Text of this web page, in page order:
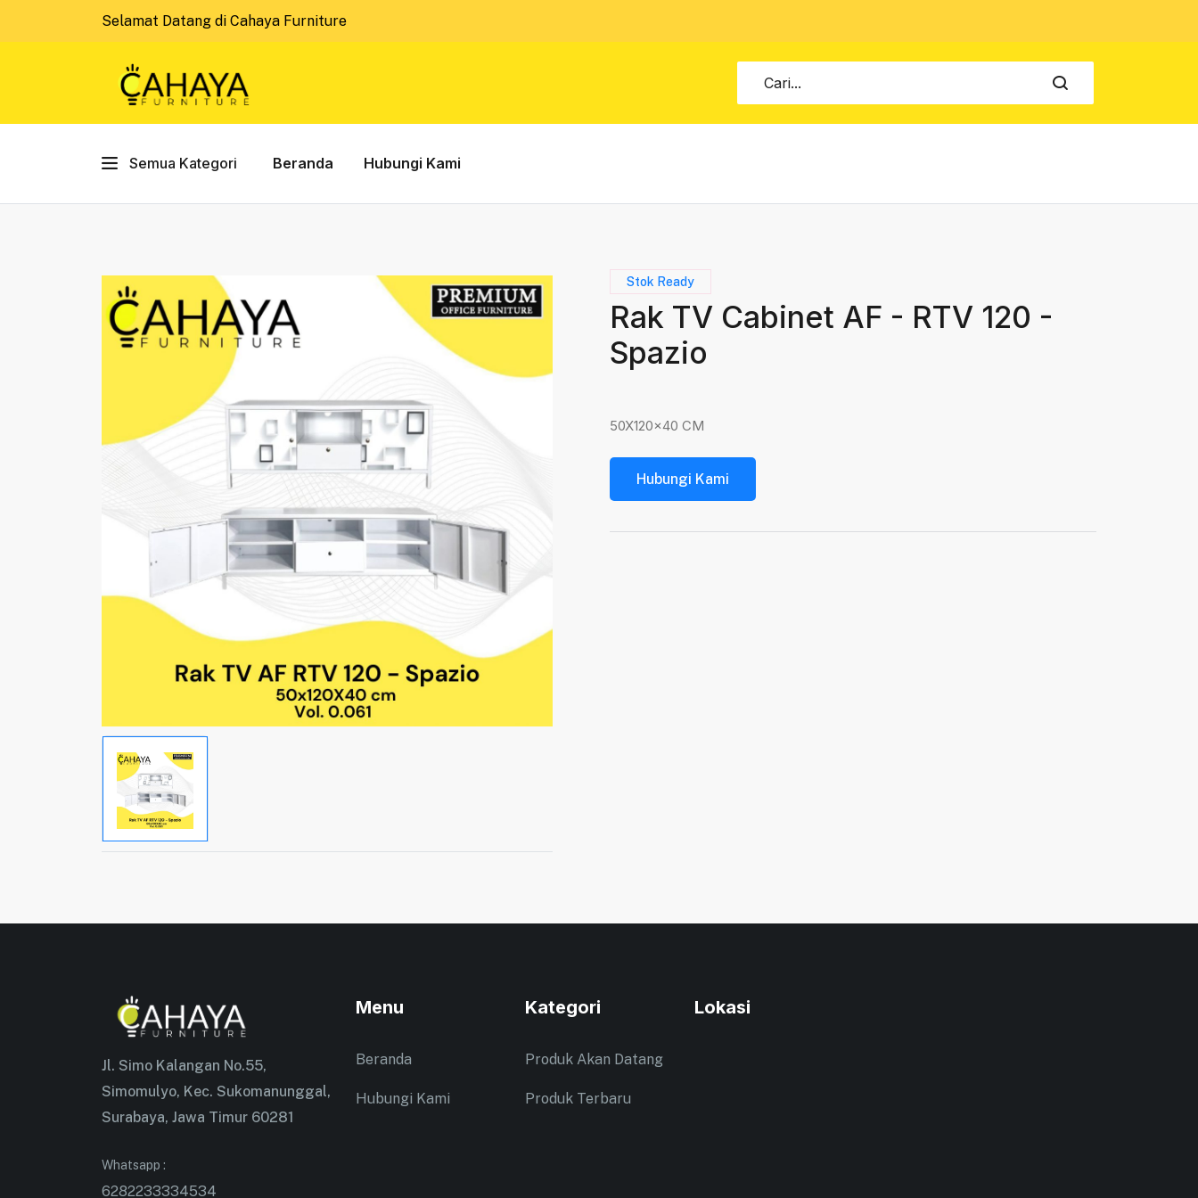
Selamat Datang di Cahaya Furniture
Semua Kategori Beranda Hubungi Kami
Stok Ready
Rak TV Cabinet AF - RTV 120 -
Spazio
50X120x40 CM
Hubungi Kami
Jl. Simo Kalangan No.55,
Simomulyo, Kec. Sukomanunggal,
Surabaya, Jawa Timur 60281
Whatsapp :
6282233334534
Menu
Beranda
Hubungi Kami
Kategori
Produk Akan Datang
Produk Terbaru
Lokasi